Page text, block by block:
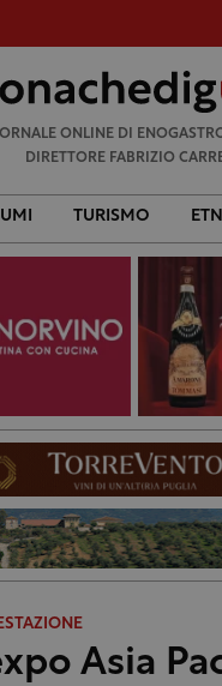
per:
ONLINE DI
DIRETTORE FABRIZIO
TURISMO
Asia